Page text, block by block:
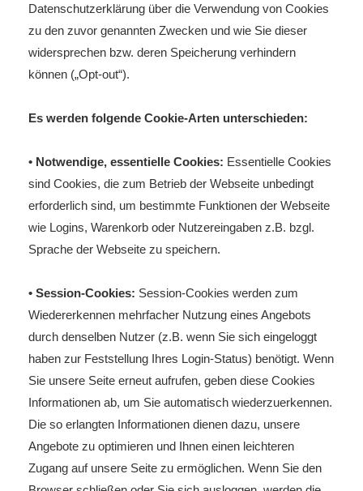
Datenschutzerklärung über die Verwendung von Cookies
zu den zuvor genannten Zwecken und wie Sie dieser
widersprechen bzw. deren Speicherung verhindern
können („Opt-out“).
Es werden folgende Cookie-Arten unterschieden:
• Notwendige, essentielle Cookies: Essentielle Cookies
sind Cookies, die zum Betrieb der Webseite unbedingt
erforderlich sind, um bestimmte Funktionen der Webseite
wie Logins, Warenkorb oder Nutzereingaben z.B. bzgl.
Sprache der Webseite zu speichern.
• Session-Cookies: Session-Cookies werden zum
Wiedererkennen mehrfacher Nutzung eines Angebots
durch denselben Nutzer (z.B. wenn Sie sich eingeloggt
haben zur Feststellung Ihres Login-Status) benötigt. Wenn
Sie unsere Seite erneut aufrufen, geben diese Cookies
Informationen ab, um Sie automatisch wiederzuerkennen.
Die so erlangten Informationen dienen dazu, unsere
Angebote zu optimieren und Ihnen einen leichteren
Zugang auf unsere Seite zu ermöglichen. Wenn Sie den